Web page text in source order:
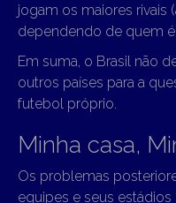
jogam os maiores rivais
dependendo de quem é
Em suma, o Brasil não
outros países para a
futebol próprio.
Minha casa,
Os problemas
equipes e seus estádios